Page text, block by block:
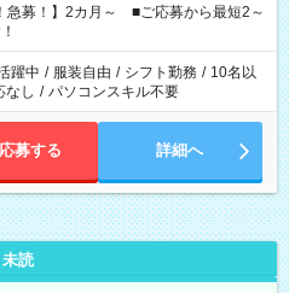
ない」 など、ご希望を教えてください
務時間。 合計で週40時間を超える場
急募！】2カ月～ ■ご応募から最短2～
躍中 / 服装自由 / シフト勤務 / 10名以
なし / パソコンスキル不要
応募する 詳細へ
未読